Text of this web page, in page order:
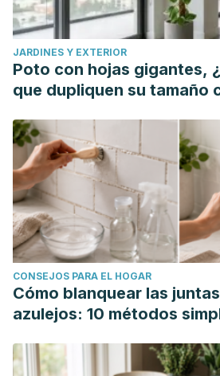
JARDINES Y EXTERIOR
Poto con hojas gigantes,
que dupliquen su tamaño
CONSEJOS PARA EL HOGAR
Cómo blanquear las
azulejos: 10 métodos